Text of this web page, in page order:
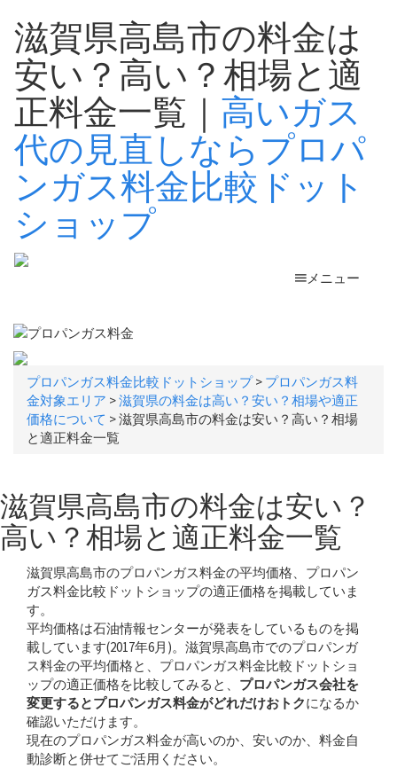
滋賀県高島市の料金は
安い？高い？相場と適
正料金一覧｜ 高いガス
代の見直しならプロパ
ンガス料金比較ドット
ショップ
メニュー
プロパンガス料金比較ドットショップ> プロパンガス料
金対象エリア >滋賀県の料金は高い？安い？相場や適正
価格について >滋賀県高島市の料金は安い？高い？相場
と適正料金一覧
滋賀県高島市の料金は安い？
高い？相場と適正料金一覧
滋賀県高島市のプロパンガス料金の平均価格、プロパン
ガス料金比較ドットショップの適正価格を掲載していま
す。
平均価格は石油情報センターが発表をしているものを掲
載しています(2017年6月)。滋賀県高島市でのプロパンガ
ス料金の平均価格と、プロパンガス料金比較ドットショ
ップの適正価格を比較してみると、 プロパンガス会社を
変更するとプロパンガス料金がどれだけおトクになるか
確認いただけます。
現在のプロパンガス料金が高いのか、安いのか、料金自
動診断と併せてご活用ください。